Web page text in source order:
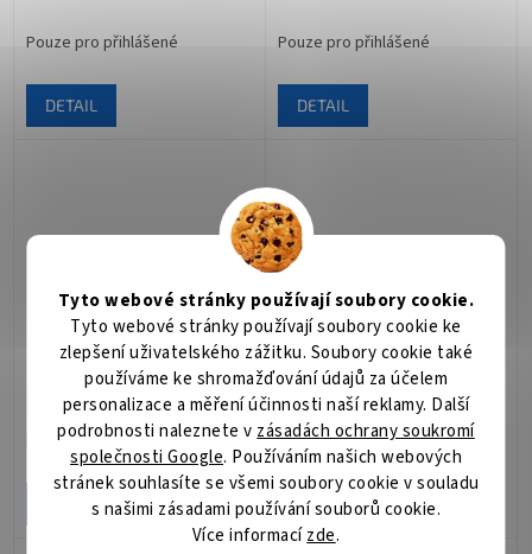
Tyto webové stránky používají soubory cookie.
Tyto webové stránky používají soubory cookie ke
zlepšení uživatelského zážitku. Soubory cookie také
používáme ke shromažďování údajů za účelem
personalizace a měření účinnosti naší reklamy. Další
podrobnosti naleznete v zásadách ochrany soukromí
společnosti Google. Používáním našich webových
stránek souhlasíte se všemi soubory cookie v souladu
s našimi zásadami používání souborů cookie.
Více informacízde.
Pouze pro přihlášené
DETAIL
Pouze pro přihlášené
DETAIL
DS-K1T673DWX/Europe
Pouze pro přihlášené
DETAIL
DS-KAB673-P(O-STD)
Pouze pro přihlášené
DETAIL